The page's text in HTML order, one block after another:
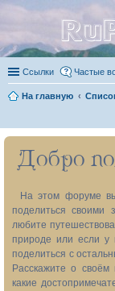
Ссылки Частые
На главную
Добро
На этом форуме
поделиться
любите
природе или если у
поделиться с
Расскажите о своём
какие